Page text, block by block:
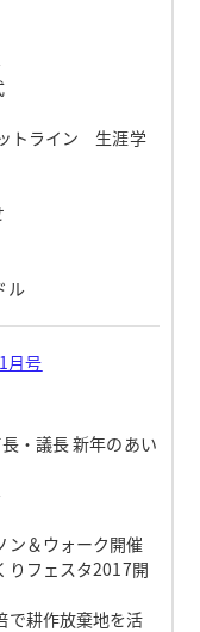
トライン 生涯学
月号
議長 新年のあい
ォーク開催
スタ2017開
放棄地を活